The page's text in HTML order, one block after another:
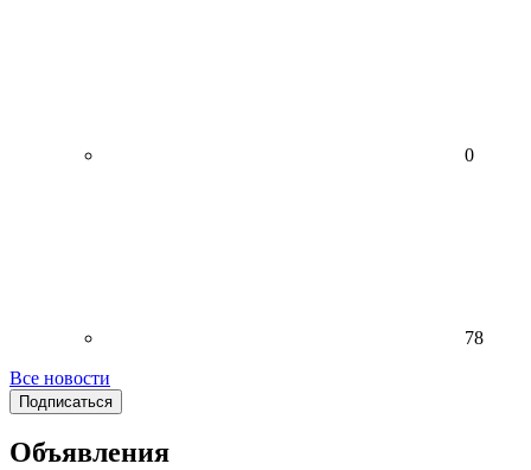
0
78
Все новости
Подписаться
Объявления